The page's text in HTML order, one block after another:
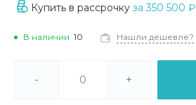
Купить в рассрочку за350 500 ₽
В наличии 10 Нашли дешевле?
- +